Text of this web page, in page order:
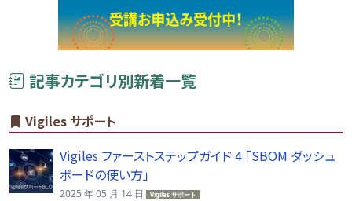
記事カテゴリ別新着一覧
Vigiles サポート
Vigiles ファーストステップガイド 4 「SBOM ダッシュ
ボードの使い方」
2025 年 05 月 14 日 Vigiles サポート